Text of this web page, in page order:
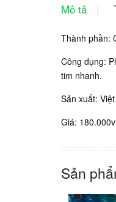
Mô tả
Thành phần:
Công dụng:
tim nhanh.
Sản xuất:
Giá:
Sản